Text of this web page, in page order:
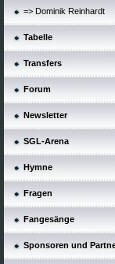
=> Dominik Reinhardt
Tabelle
Transfers
Forum
Newsletter
SGL-Arena
Hymne
Fragen
Fangesänge
Sponsoren und